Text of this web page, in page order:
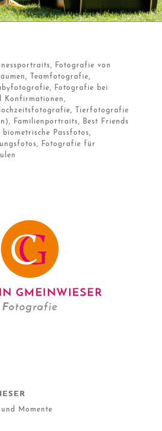
Fotografie von
Teamfotografie,
Fotografie bei
Konfirmationen,
Tierfotografie
Familienportraits, Best Friends
biometrische Passfotos,
Fotografie für
Momente